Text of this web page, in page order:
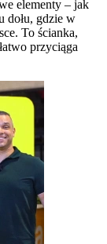
elementy – jak
dołu, gdzie w
To ścianka,
przyciąga